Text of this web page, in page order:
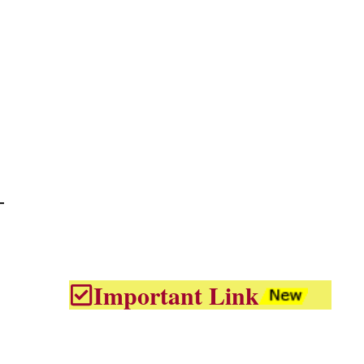
Important Link